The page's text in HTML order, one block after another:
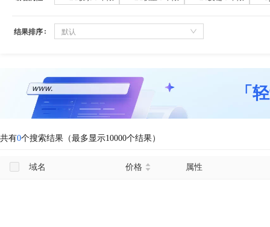
结果排序 默认
「
共有0个搜索结果（最多显示10000个结果）
域名 价格 属性